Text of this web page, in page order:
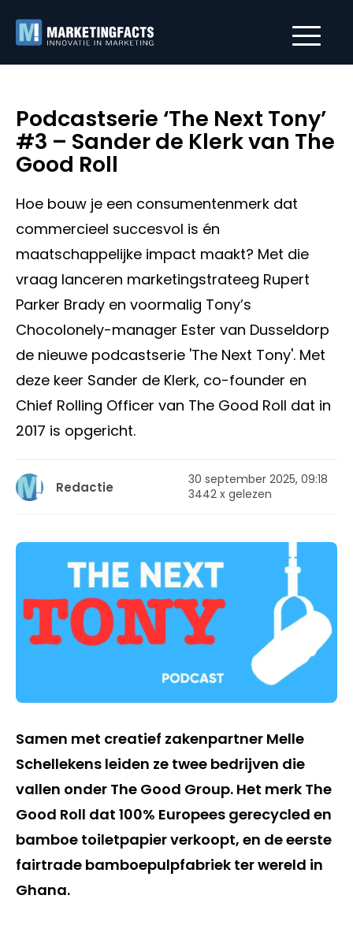
Podcastserie ‘The Next Tony’
#3 – Sander de Klerk van The
Good Roll
Hoe bouw je een consumentenmerk dat
commercieel succesvol is én
maatschappelijke impact maakt? Met die
vraag lanceren marketingstrateeg Rupert
Parker Brady en voormalig Tony’s
Chocolonely-manager Ester van Dusseldorp
de nieuwe podcastserie 'The Next Tony'. Met
deze keer Sander de Klerk, co-founder en
Chief Rolling Officer van The Good Roll dat in
2017 is opgericht.
Redactie
30 september 2025, 09:18
3442 x gelezen
Samen met creatief zakenpartner Melle
Schellekens leiden ze twee bedrijven die
vallen onder The Good Group. Het merk The
Good Roll dat 100% Europees gerecycled en
bamboe toiletpapier verkoopt, en de eerste
fairtrade bamboepulpfabriek ter wereld in
Ghana.